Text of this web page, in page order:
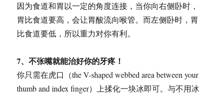
因为食道和胃以一定的角度连接，当你向右侧卧时，
胃比食道要高，会让胃酸流向喉管。而左侧卧时，胃
比食道要低，所以重力对你有利。
7、不张嘴就能治好你的牙疼！
你只需在虎口（the V-shaped webbed area between your
thumb and index finger）上揉化一块冰即可。与不用冰